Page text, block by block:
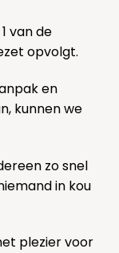
van de
opvolgt.
en
kunnen we
zo snel
in kou
plezier voor